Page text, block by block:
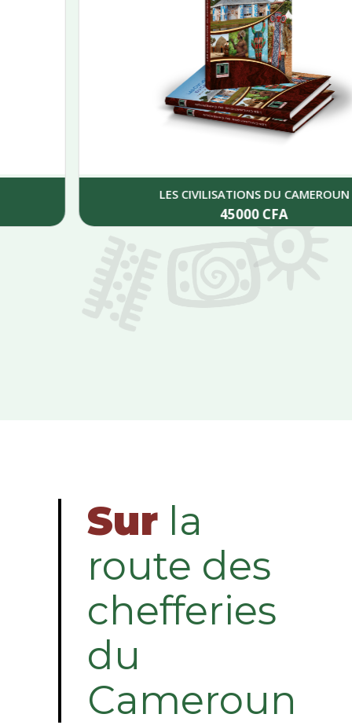
LES CIVILISATIONS DU CAMEROUN
Sur la
route des
chefferies
du
Cameroun